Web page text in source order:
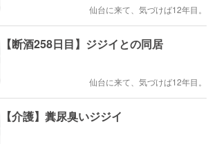
仙台に来て、気づけば12年目。
【断酒258日目】ジジイとの同居
仙台に来て、気づけば12年目。
【介護】糞尿臭いジジイ